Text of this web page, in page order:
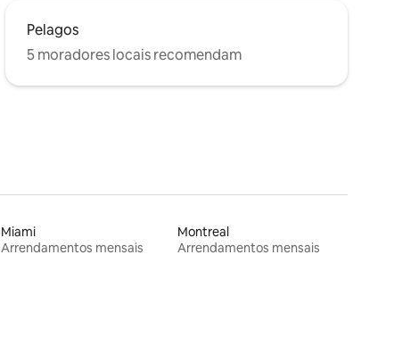
Pelagos
5 moradores locais recomendam
Miami
Arrendamentos mensais
Montreal
Arrendamentos mensais